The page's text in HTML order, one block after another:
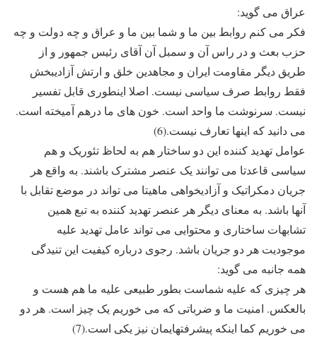
عراق می گوید:
فکر می کنم روابط بین ما و شما بین ما و عراق و چه دولت و چه
حزب بعث و در راس آن و سمبل آن آقای رئیس جمهور و از
طریق دیگر مقاومت ایران و مجاهدین خلق و ارتش آزادیبخش
فقط روابط صرف سیاسی نیست. اصلا اینطوری قابل تفسیر
نیست. سرنوشت ما واحد است. خون های ما درهم آمیخته است.
می دانید که اینها تعارف نیست.(6)
عوامل تهدید کننده این دو ساختار هم به لحاظ تئوریک و هم
سیاسی قاعدتا می توانند یک عنصر مشترک باشند. به واقع هر
جریان دمکراتیک و آزادیخواهی ماهیتا می تواند در موضع تقابل با
آنها باشد. به معنای دیگر هر عنصر تهدید کننده به تبع همین
تشابهات ساختاری و محتوایی می تواند عامل تهدید علیه
موجودیت هر دو جریان باشد. رجوی درباره کیفیت این تنیدگی
همه جانبه می گوید:
هر چیزی که علیه شماست بطور طبیعی علیه ما هم هست و
بالعکس. امنیت ما و ضرباتی که می خوریم یک چیز است. هر دو
می خوریم کما اینکه پیشرفتهایمان نیز یکی است.(7)